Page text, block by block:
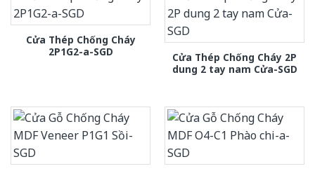
Cửa Thép Chống Cháy
2P1G2-a-SGD
Cửa Thép Chống Cháy 2P
dung 2 tay nam Cửa-SGD